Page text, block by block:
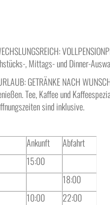
, Mittags- und Dinner-
GETRÄNKE NACH
Tee, Kaffee und
sind inklusive.
Ankunft Abfahrt
15:00
18:00
10:00
22:00